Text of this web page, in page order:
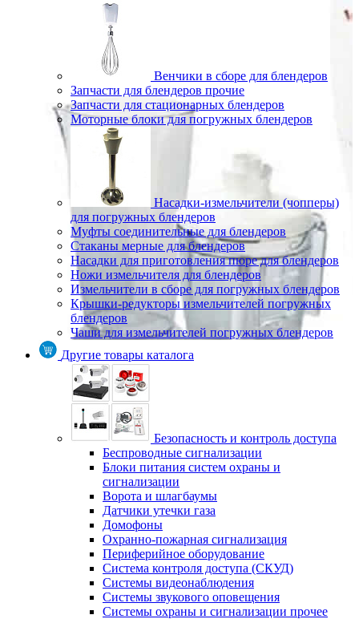
Венчики в сборе для блендеров
Запчасти для блендеров прочие
Запчасти для стационарных блендеров
Моторные блоки для погружных блендеров
Насадки-измельчители (чопперы)
для погружных блендеров
Муфты соединительные для блендеров
Стаканы мерные для блендеров
Насадки для приготовления пюре для блендеров
Ножи измельчителя для блендеров
Измельчители в сборе для погружных блендеров
Крышки-редукторы измельчителей погружных
блендеров
Чаши для измельчителей погружных блендеров
Другие товары каталога
Безопасность и контроль доступа
Беспроводные сигнализации
Блоки питания систем охраны и
сигнализации
Ворота и шлагбаумы
Датчики утечки газа
Домофоны
Охранно-пожарная сигнализация
Периферийное оборудование
Система контроля доступа (СКУД)
Системы видеонаблюдения
Системы звукового оповещения
Системы охраны и сигнализации прочее